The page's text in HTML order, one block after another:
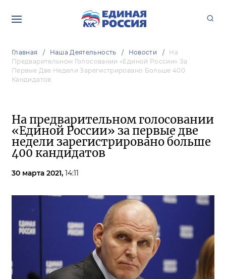
Главная Наша Деятельность Новости
На
Предварительном Голосовании «Единой России» За
Первые Две Недели Зарегистрировано Больше 400
Кандидатов
На предварительном голосовании
«Единой России» за первые две
недели зарегистрировано больше
400 кандидатов
30 марта 2021, 14:11